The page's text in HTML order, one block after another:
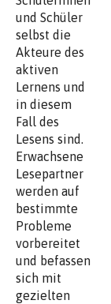
und Schüler
selbst die
Akteure des
aktiven
Lernens und
in diesem
Fall des
Lesens sind.
Erwachsene
Lesepartner
werden auf
bestimmte
Probleme
vorbereitet
und befassen
sich mit
gezielten